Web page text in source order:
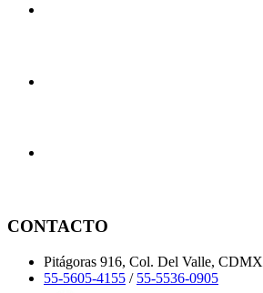
CONTACTO
Pitágoras 916, Col. Del Valle, CDMX
55-5605-4155 / 55-5536-0905